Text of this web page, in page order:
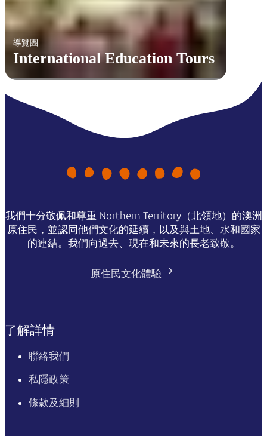
導覽團
International Education Tours
我們十分敬佩和尊重 Northern Territory（北領地）的澳洲
原住民，並認同他們文化的延續，以及與土地、水和國家
的連結。我們向過去、現在和未來的長老致敬。
原住民文化體驗
了解詳情
聯絡我們
私隱政策
條款及細則